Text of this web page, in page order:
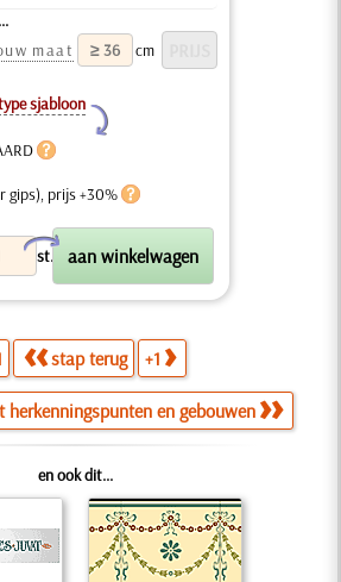
maat
cm
sjabloon
Y
gips), prijs +30%
st.
X
stap terug +1
en gebouwen
en ook dit...